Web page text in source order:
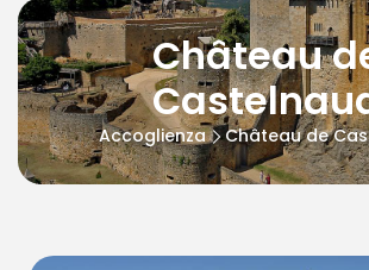
Château
Accoglienza Château de